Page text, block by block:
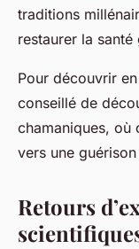
traditions
restaurer la santé
Pour découvrir
conseillé de
chamaniques, où
vers une
Retours